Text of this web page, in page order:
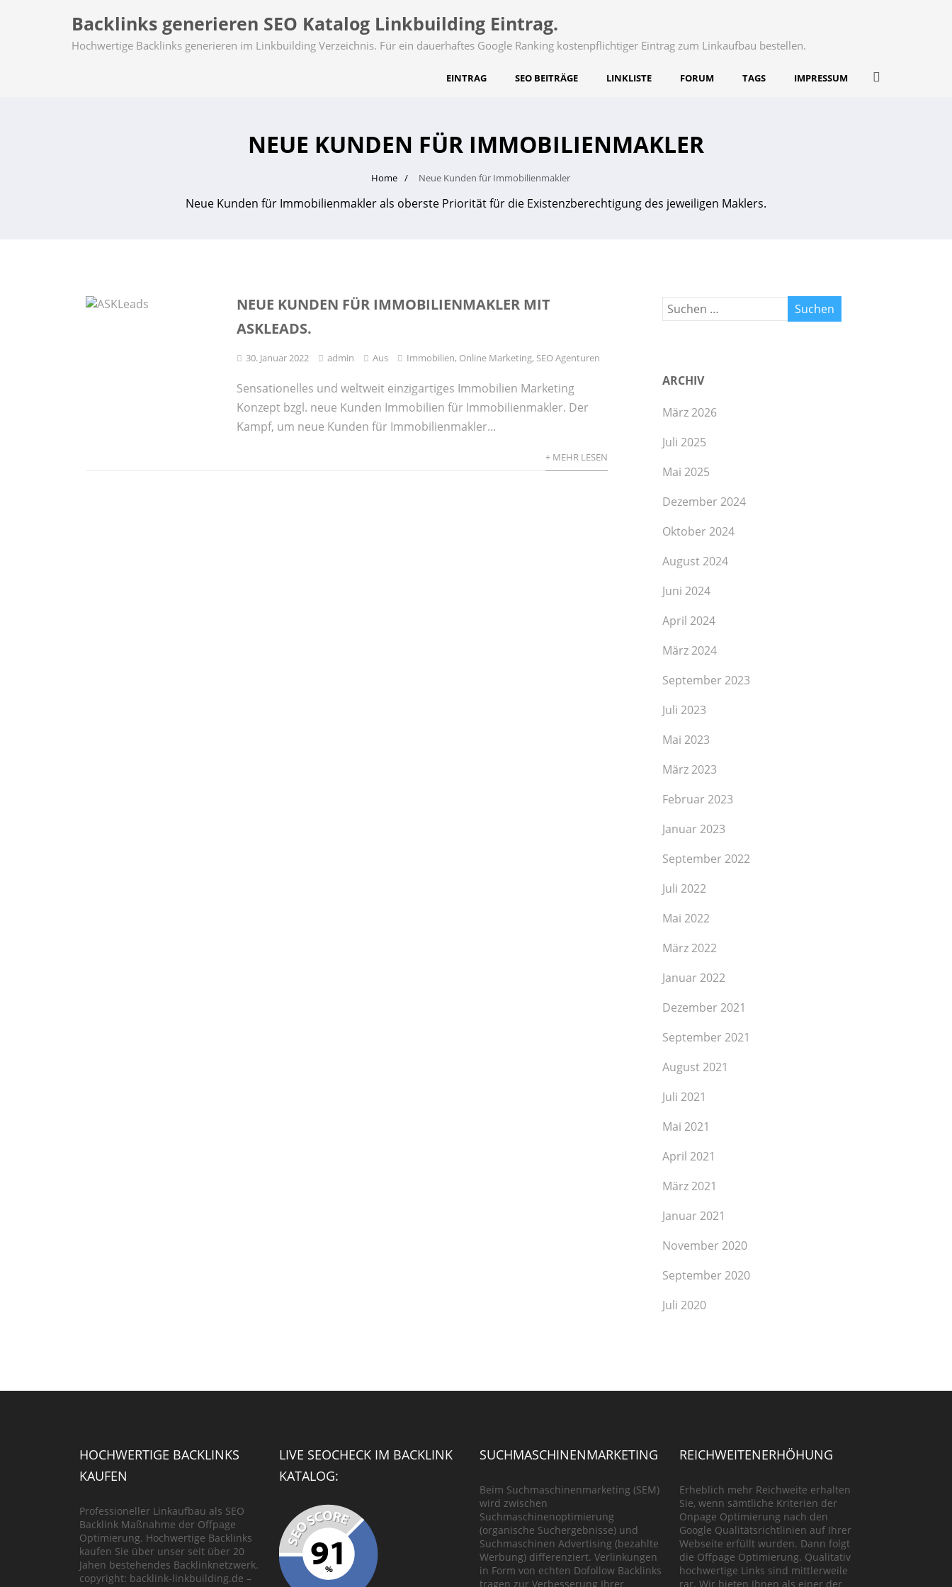
Backlinks generieren SEO Katalog Linkbuilding Eintrag.
Hochwertige Backlinks generieren im Linkbuilding Verzeichnis. Für ein dauerhaftes Google Ranking kostenpflichtiger Eintrag zum Linkaufbau bestellen.
EINTRAG SEO BEITRÄGE LINKLISTE FORUM TAGS IMPRESSUM
NEUE KUNDEN FÜR IMMOBILIENMAKLER
Home Neue Kunden für Immobilienmakler
Neue Kunden für Immobilienmakler als oberste Priorität für die Existenzberechtigung des jeweiligen Maklers.
NEUE KUNDEN FÜR IMMOBILIENMAKLER MIT
ASKLEADS.
30. Januar 2022 admin Aus Immobilien, Online Marketing, SEO Agenturen
Sensationelles und weltweit einzigartiges Immobilien Marketing
Konzept bzgl. neue Kunden Immobilien für Immobilienmakler. Der
Kampf, um neue Kunden für Immobilienmakler...
+ MEHR LESEN
ARCHIV
März 2026
Juli 2025
Mai 2025
Dezember 2024
Oktober 2024
August 2024
Juni 2024
April 2024
März 2024
September 2023
Juli 2023
Mai 2023
März 2023
Februar 2023
Januar 2023
September 2022
Juli 2022
Mai 2022
März 2022
Januar 2022
Dezember 2021
September 2021
August 2021
Juli 2021
Mai 2021
April 2021
März 2021
Januar 2021
November 2020
September 2020
Juli 2020
HOCHWERTIGE BACKLINKS
KAUFEN
Professioneller Linkaufbau als SEO
Backlink Maßnahme der Offpage
Optimierung. Hochwertige Backlinks
kaufen Sie über unser seit über 20
Jahen bestehendes Backlinknetzwerk.
copyright: backlink-linkbuilding.de –
LIVE SEOCHECK IM BACKLINK
KATALOG:
SUCHMASCHINENMARKETING
Beim Suchmaschinenmarketing (SEM)
wird zwischen
Suchmaschinenoptimierung
(organische Suchergebnisse) und
Suchmaschinen Advertising (bezahlte
Werbung) differenziert. Verlinkungen
in Form von echten Dofollow Backlinks
tragen zur Verbesserung Ihrer
REICHWEITENERHÖHUNG
Erheblich mehr Reichweite erhalten
Sie, wenn sämtliche Kriterien der
Onpage Optimierung nach den
Google Qualitätsrichtlinien auf Ihrer
Webseite erfüllt wurden. Dann folgt
die Offpage Optimierung. Qualitativ
hochwertige Links sind mittlerweile
rar. Wir bieten Ihnen als einer der